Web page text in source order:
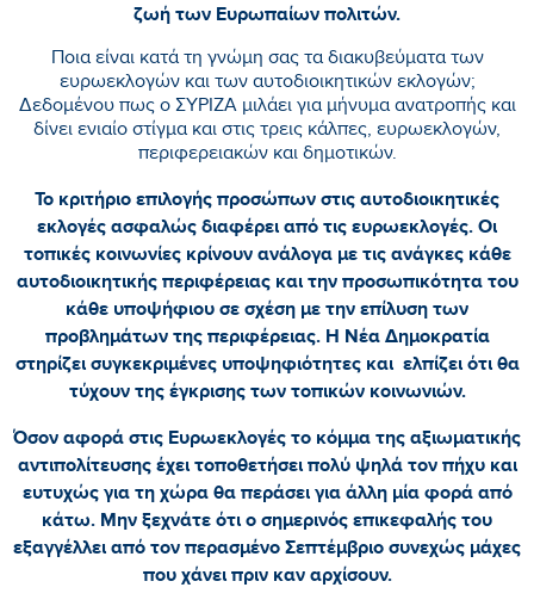
ζωή των Ευρωπαίων πολιτών.
Ποια είναι κατά τη γνώμη σας τα διακυβεύματα των
ευρωεκλογών και των αυτοδιοικητικών εκλογών;
Δεδομένου πως ο ΣΥΡΙΖΑ μιλάει για μήνυμα ανατροπής και
δίνει ενιαίο στίγμα και στις τρεις κάλπες, ευρωεκλογών,
περιφερειακών και δημοτικών.
Το κριτήριο επιλογής προσώπων στις αυτοδιοικητικές
εκλογές ασφαλώς διαφέρει από τις ευρωεκλογές. Οι
τοπικές κοινωνίες κρίνουν ανάλογα με τις ανάγκες κάθε
αυτοδιοικητικής περιφέρειας και την προσωπικότητα του
κάθε υποψήφιου σε σχέση με την επίλυση των
προβλημάτων της περιφέρειας. Η Νέα Δημοκρατία
στηρίζει συγκεκριμένες υποψηφιότητες και ελπίζει ότι θα
τύχουν της έγκρισης των τοπικών κοινωνιών.
Όσον αφορά στις Ευρωεκλογές το κόμμα της αξιωματικής
αντιπολίτευσης έχει τοποθετήσει πολύ ψηλά τον πήχυ και
ευτυχώς για τη χώρα θα περάσει για άλλη μία φορά από
κάτω. Μην ξεχνάτε ότι ο σημερινός επικεφαλής του
εξαγγέλλει από τον περασμένο Σεπτέμβριο συνεχώς μάχες
που χάνει πριν καν αρχίσουν.